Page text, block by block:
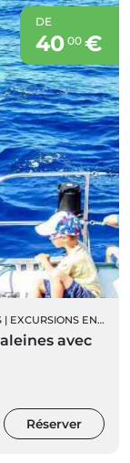
DE
40 00€
| EXCURSIONS EN BATEAU
avec
Réserver